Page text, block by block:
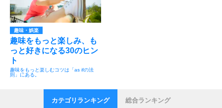
趣味・娯楽
趣味をもっと楽しみ、も
っと好きになる30のヒン
ト
趣味をもっと楽しむコツは「as ifの法
則」にある。
カテゴリランキング 総合ランキング